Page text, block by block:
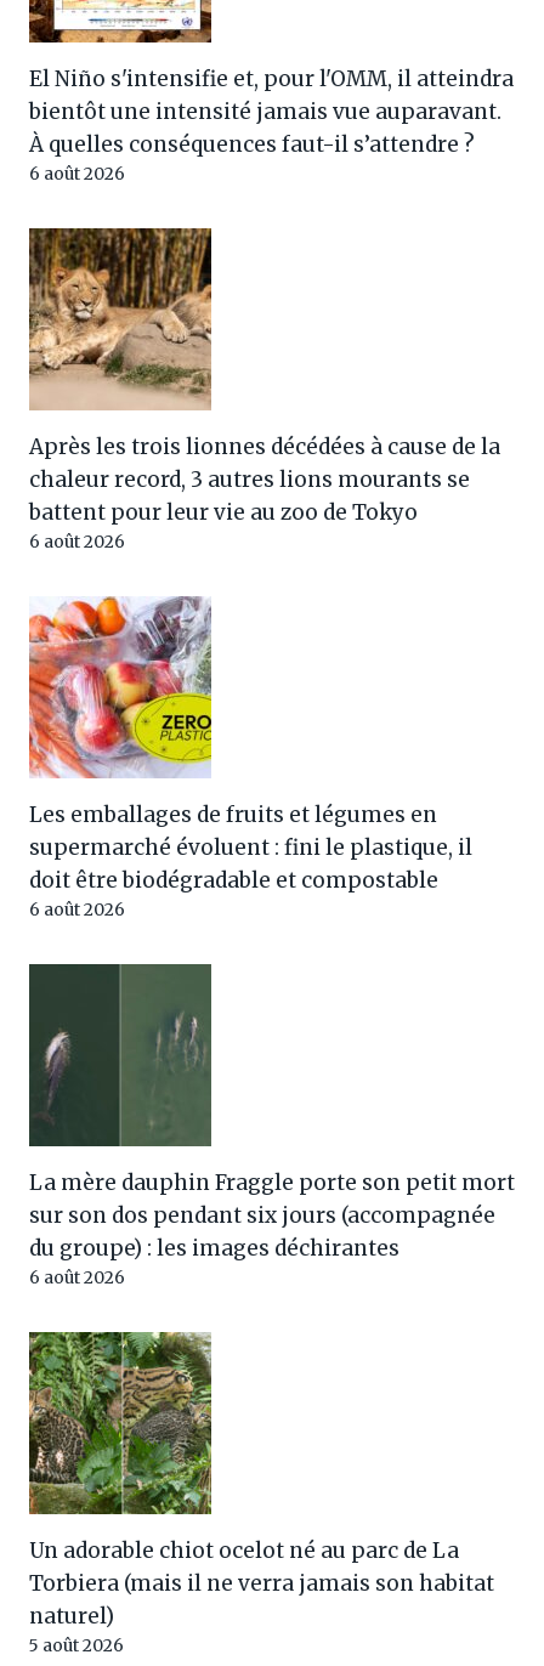
El Niño s'intensifie et, pour l'OMM, il atteindra
bientôt une intensité jamais vue auparavant.
À quelles conséquences faut-il s’attendre ?
6 août 2026
Après les trois lionnes décédées à cause de la
chaleur record, 3 autres lions mourants se
battent pour leur vie au zoo de Tokyo
6 août 2026
Les emballages de fruits et légumes en
supermarché évoluent : fini le plastique, il
doit être biodégradable et compostable
6 août 2026
La mère dauphin Fraggle porte son petit mort
sur son dos pendant six jours (accompagnée
du groupe) : les images déchirantes
6 août 2026
Un adorable chiot ocelot né au parc de La
Torbiera (mais il ne verra jamais son habitat
naturel)
5 août 2026